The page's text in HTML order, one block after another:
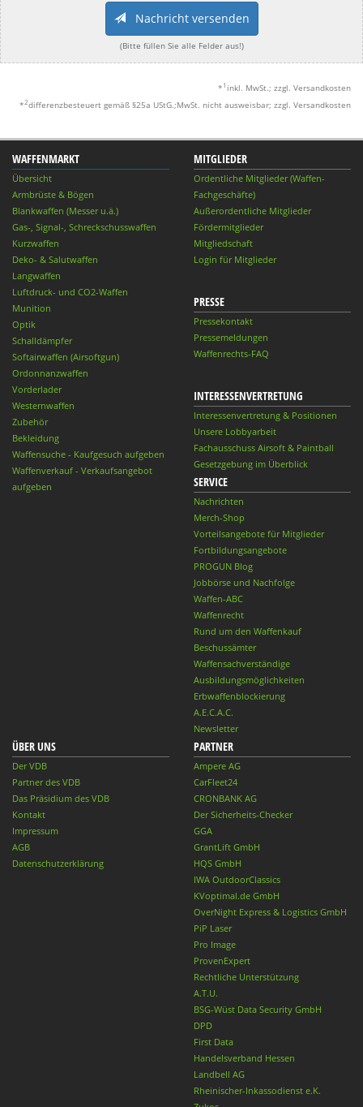
Nachricht versenden
(Bitte füllen Sie alle Felder aus!)
* 1 inkl. MwSt.; zzgl. Versandkosten
*2differenzbesteuert gemäß §25a UStG.;MwSt. nicht ausweisbar; zzgl. Versandkosten
WAFFENMARKT
Übersicht
Armbrüste & Bögen
Blankwaffen (Messer u.ä.)
Gas-, Signal-, Schreckschusswaffen
Kurzwaffen
Deko- & Salutwaffen
Langwaffen
Luftdruck- und CO2-Waffen
Munition
Optik
Schalldämpfer
Softairwaffen (Airsoftgun)
Ordonnanzwaffen
Vorderlader
Westernwaffen
Zubehör
Bekleidung
Waffensuche - Kaufgesuch aufgeben
Waffenverkauf - Verkaufsangebot
aufgeben
MITGLIEDER
Ordentliche Mitglieder (Waffen-
Fachgeschäfte)
Außerordentliche Mitglieder
Fördermitglieder
Mitgliedschaft
Login für Mitglieder
PRESSE
Pressekontakt
Pressemeldungen
Waffenrechts-FAQ
INTERESSENVERTRETUNG
Interessenvertretung & Positionen
Unsere Lobbyarbeit
Fachausschuss Airsoft & Paintball
Gesetzgebung im Überblick
SERVICE
Nachrichten
Merch-Shop
Vorteilsangebote für Mitglieder
Fortbildungsangebote
PROGUN Blog
Jobbörse und Nachfolge
Waffen-ABC
Waffenrecht
Rund um den Waffenkauf
Beschussämter
Waffensachverständige
Ausbildungsmöglichkeiten
Erbwaffenblockierung
A.E.C.A.C.
Newsletter
ÜBER UNS
Der VDB
Partner des VDB
Das Präsidium des VDB
Kontakt
Impressum
AGB
Datenschutzerklärung
PARTNER
Ampere AG
CarFleet24
CRONBANK AG
Der Sicherheits-Checker
GGA
GrantLift GmbH
HQS GmbH
IWA OutdoorClassics
KVoptimal.de GmbH
OverNight Express & Logistics GmbH
PiP Laser
Pro Image
ProvenExpert
Rechtliche Unterstützung
A.T.U.
BSG-Wüst Data Security GmbH
DPD
First Data
Handelsverband Hessen
Landbell AG
Rheinischer-Inkassodienst e.K.